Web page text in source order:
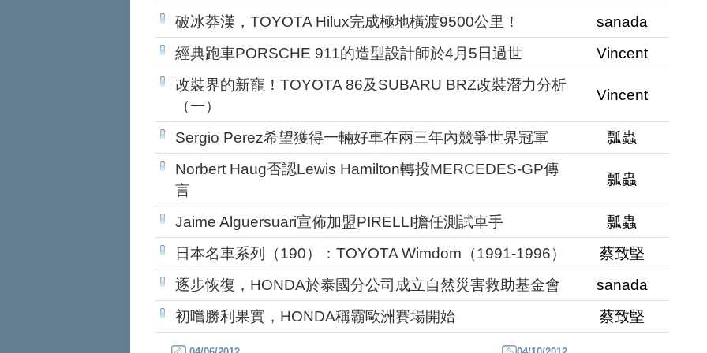
破冰莽漢，TOYOTA Hilux完成極地橫渡9500公里！
sanada
經典跑車PORSCHE 911的造型設計師於4月5日過世
Vincent
改裝界的新寵！TOYOTA 86及SUBARU BRZ改裝潛力分析
（一）
Vincent
Sergio Perez希望獲得一輛好車在兩三年內競爭世界冠軍
瓢蟲
Norbert Haug否認Lewis Hamilton轉投MERCEDES-GP傳
言
瓢蟲
Jaime Alguersuari宣佈加盟PIRELLI擔任測試車手
瓢蟲
日本名車系列（190）：TOYOTA Wimdom（1991-1996）
蔡致堅
逐步恢復，HONDA於泰國分公司成立自然災害救助基金會
sanada
初嚐勝利果實，HONDA稱霸歐洲賽場開始
蔡致堅